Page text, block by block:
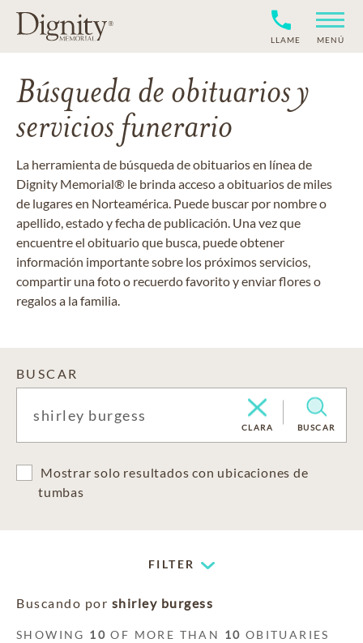
LLAME MENÚ
Búsqueda de obituarios y
servicios funerario
La herramienta de búsqueda de obituarios en línea de
Dignity Memorial® le brinda acceso a obituarios de miles
de lugares en Norteamérica. Puede buscar por nombre o
apellido, estado y fecha de publicación. Una vez que
encuentre el obituario que busca, puede obtener
información importante sobre los próximos servicios,
compartir una foto o recuerdo favorito y enviar flores o
regalos a la familia.
BUSCAR
CLARA BUSCAR
Mostrar solo resultados con ubicaciones de
tumbas
FILTER
Buscando por shirley burgess
SHOWING 10 OF MORE THAN 10 OBITUARIES